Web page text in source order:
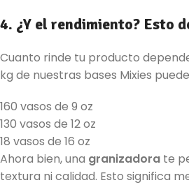
4. ¿Y el rendimiento? Esto
Cuanto rinde tu producto
kg de nuestras bases Mixies
160 vasos de 9 oz
130 vasos de 12 oz
18 vasos de 16 oz
Ahora bien, una granizadora te
textura ni calidad. Esto significa